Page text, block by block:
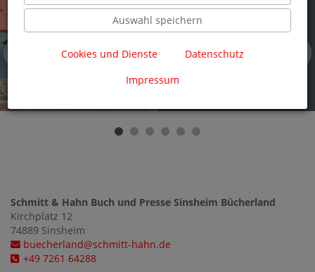
Auswahl speichern
Cookies und Dienste
Datenschutz
Impressum
Herzlich willkommen
Schmitt & Hahn Buch und Presse Sinsheim Bücherland
Kirchplatz 12
74889 Sinsheim
buecherland@schmitt-hahn.de
+49 7261 64288